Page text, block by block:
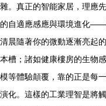
雜。真正的智能家居，理應
的自適應感應與環境進化
清晨隨著你的微動逐漸亮起
本槽；諸如健康樓房的生物
模等體驗顛覆，靠的正是每
演化。這樣的工業理智是將